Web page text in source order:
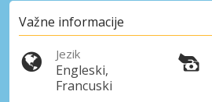
Važne informacije
Jezik
Engleski,
Francuski